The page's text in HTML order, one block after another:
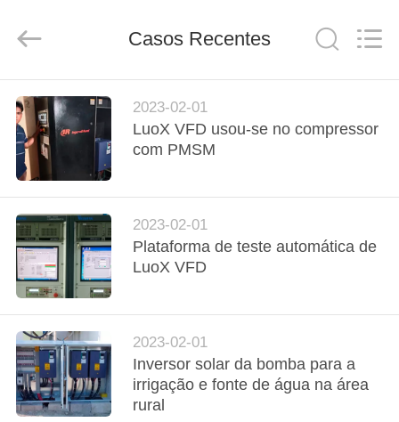
CASA
PRODUTOS
VÍDEOS
SOBRE
NÓS
TOUR
PELA
FÁBRICA
Electric
Rights
Casos Recentes
2023-02-01
LuoX VFD usou-se no compressor
com PMSM
2023-02-01
Plataforma de teste automática de
LuoX VFD
2023-02-01
Inversor solar da bomba para a
irrigação e fonte de água na área
rural